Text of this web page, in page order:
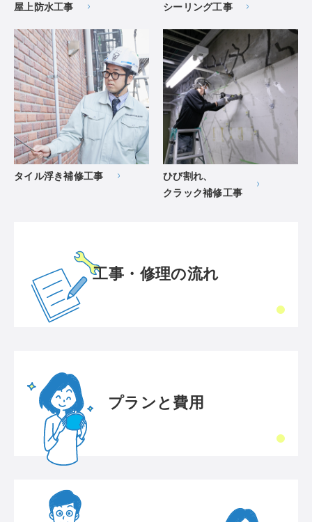
屋上防水工事 シーリング工事
タイル浮き補修工事
ひび割れ、
クラック補修工事
工事・修理の流れ
プランと費用